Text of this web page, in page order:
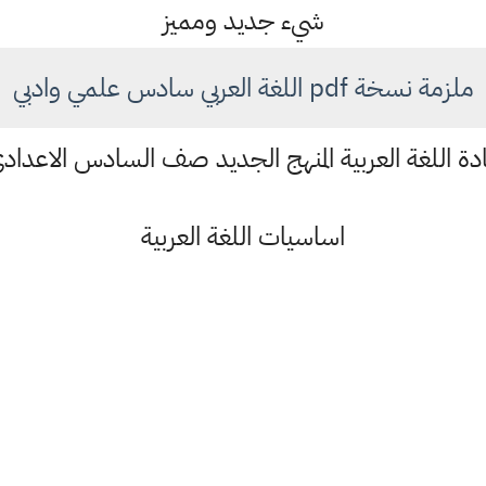
شيء جديد ومميز
ملزمة نسخة pdf اللغة العربي سادس علمي وادبي
اللغة العربية المنهج الجديد صف السادس
اساسيات اللغة العربية